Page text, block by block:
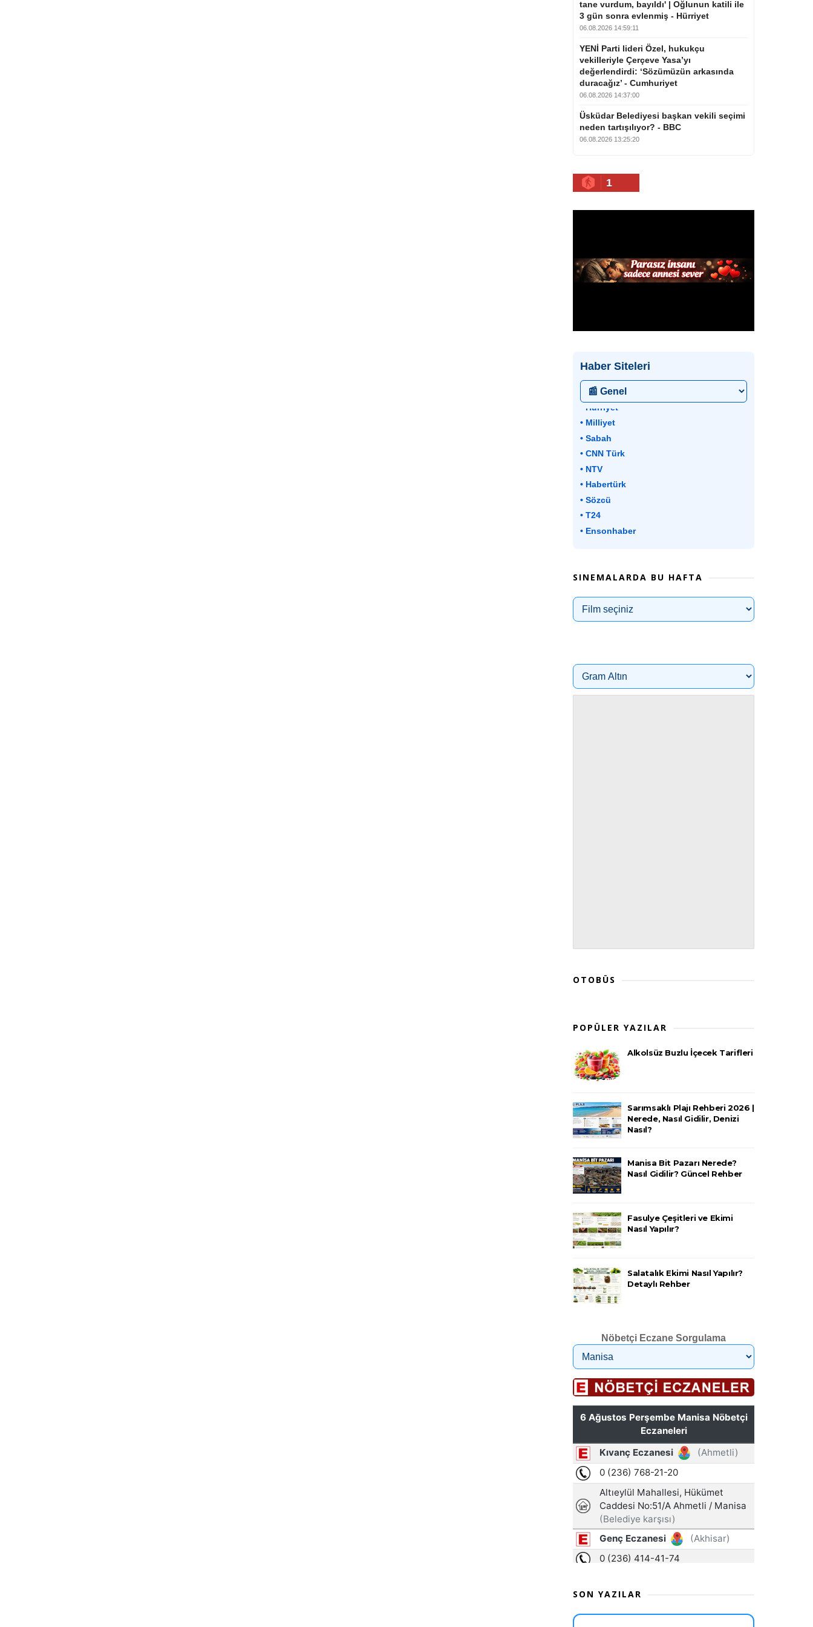
tane vurdum, bayıldı' | Oğlunun katili ile
3 gün sonra evlenmiş - Hürriyet
06.08.2026 14:59:11
YENİ Parti lideri Özel, hukukçu
vekilleriyle Çerçeve Yasa’yı
değerlendirdi: ‘Sözümüzün arkasında
duracağız’ - Cumhuriyet
06.08.2026 14:37:00
Üsküdar Belediyesi başkan vekili seçimi
neden tartışılıyor? - BBC
06.08.2026 13:25:20
1
Haber Siteleri
SINEMALARDA BU HAFTA
OTOBÜS
POPÜLER YAZILAR
Alkolsüz Buzlu İçecek Tarifleri
Sarımsaklı Plajı Rehberi 2026 |
Nerede, Nasıl Gidilir, Denizi
Nasıl?
Manisa Bit Pazarı Nerede?
Nasıl Gidilir? Güncel Rehber
Fasulye Çeşitleri ve Ekimi
Nasıl Yapılır?
Salatalık Ekimi Nasıl Yapılır?
Detaylı Rehber
Nöbetçi Eczane Sorgulama
SON YAZILAR